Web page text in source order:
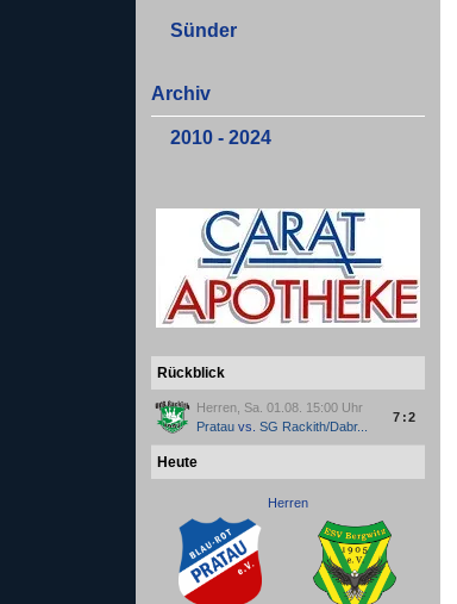
Sünder
Archiv
2010 - 2024
Rückblick
Herren, Sa. 01.08. 15:00 Uhr
Pratauvs. SG Rackith/Dabr...
7:2
Heute
Herren